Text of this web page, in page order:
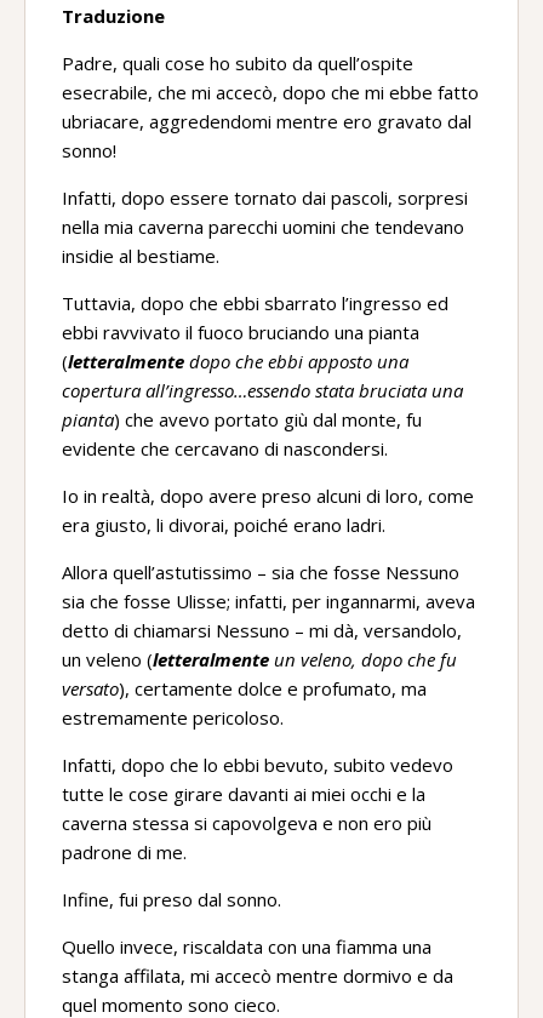
Traduzione
Padre, quali cose ho subito da quell’ospite
esecrabile, che mi accecò, dopo che mi ebbe fatto
ubriacare, aggredendomi mentre ero gravato dal
sonno!
Infatti, dopo essere tornato dai pascoli, sorpresi
nella mia caverna parecchi uomini che tendevano
insidie al bestiame.
Tuttavia, dopo che ebbi sbarrato l’ingresso ed
ebbi ravvivato il fuoco bruciando una pianta
(letteralmente dopo che ebbi apposto una
copertura all’ingresso…essendo stata bruciata una
pianta) che avevo portato giù dal monte, fu
evidente che cercavano di nascondersi.
Io in realtà, dopo avere preso alcuni di loro, come
era giusto, li divorai, poiché erano ladri.
Allora quell’astutissimo – sia che fosse Nessuno
sia che fosse Ulisse; infatti, per ingannarmi, aveva
detto di chiamarsi Nessuno – mi dà, versandolo,
un veleno (letteralmente un veleno, dopo che fu
versato), certamente dolce e profumato, ma
estremamente pericoloso.
Infatti, dopo che lo ebbi bevuto, subito vedevo
tutte le cose girare davanti ai miei occhi e la
caverna stessa si capovolgeva e non ero più
padrone di me.
Infine, fui preso dal sonno.
Quello invece, riscaldata con una fiamma una
stanga affilata, mi accecò mentre dormivo e da
quel momento sono cieco.